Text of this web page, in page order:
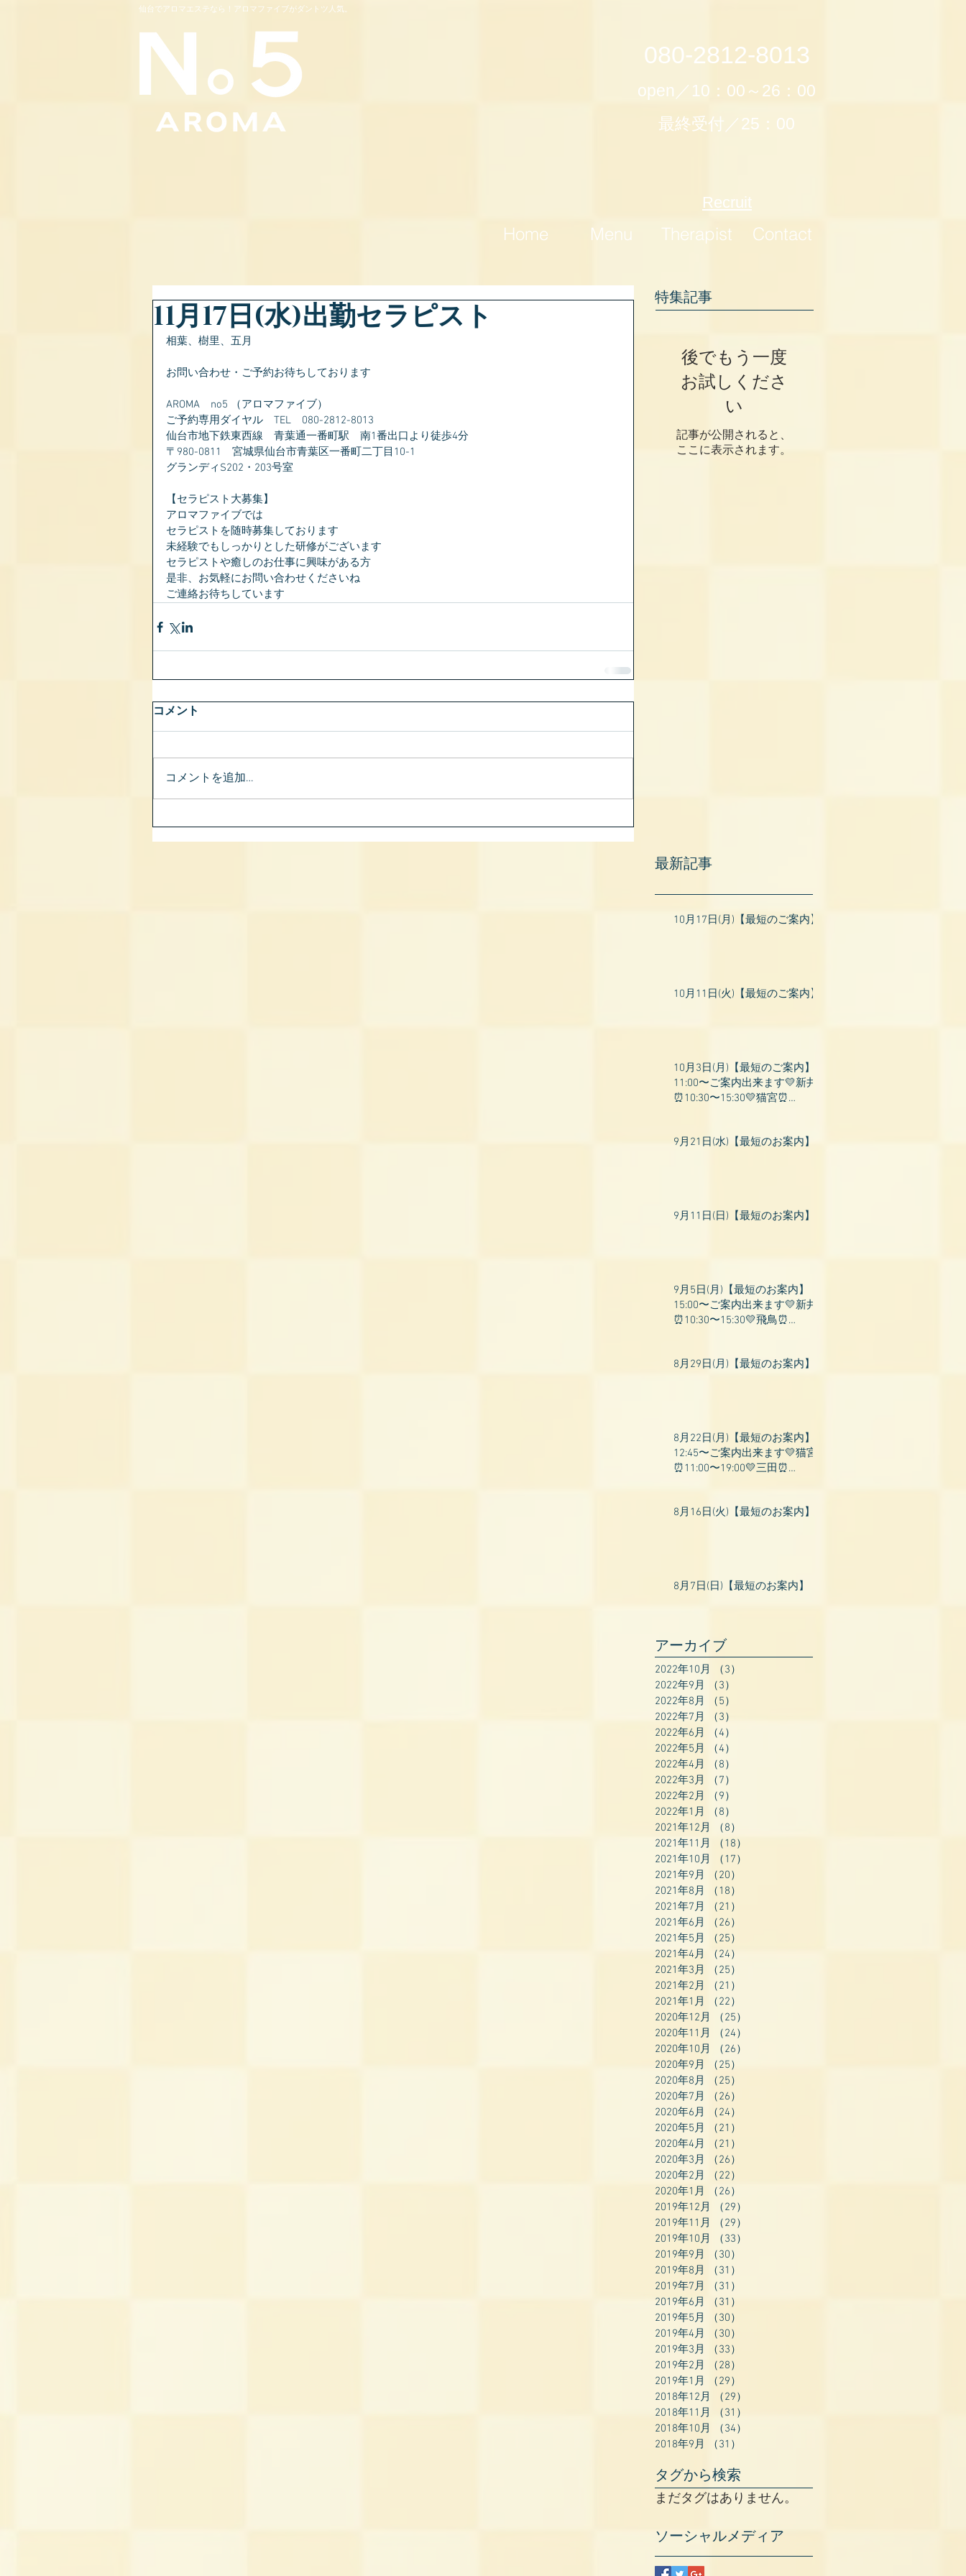
仙台でアロマエステなら！アロマファイブがダントツ人気。
080-2812-8013
open／10：00～26：00
最終受付／25：00
Recruit
Home Menu Therapist Contact
11月17日(水)出勤セラピスト
相葉、樹里、五月
お問い合わせ・ご予約お待ちしております
AROMA　no5 （アロマファイブ）
ご予約専用ダイヤル　TEL　080-2812-8013
仙台市地下鉄東西線　青葉通一番町駅　南1番出口より徒歩4分
〒980-0811　宮城県仙台市青葉区一番町二丁目10-1
グランディS202・203号室
【セラピスト大募集】
アロマファイブでは
セラピストを随時募集しております
未経験でもしっかりとした研修がございます
セラピストや癒しのお仕事に興味がある方
是非、お気軽にお問い合わせくださいね
ご連絡お待ちしています
コメント
コメントを追加…
特集記事
後でもう一度
お試しくださ
い
記事が公開されると、
ここに表示されます。
最新記事
10月17日(月)【最短のご案内】
10月11日(火)【最短のご案内】
10月3日(月)【最短のご案内】
11:00〜ご案内出来ます💛新井
⏰10:30〜15:30💛猫宮⏰
9月21日(水)【最短のお案内】
9月11日(日)【最短のお案内】
9月5日(月)【最短のお案内】
15:00〜ご案内出来ます💛新井
⏰10:30〜15:30💛飛鳥⏰
8月29日(月)【最短のお案内】
8月22日(月)【最短のお案内】
12:45〜ご案内出来ます💛猫宮
⏰11:00〜19:00💛三田⏰
8月16日(火)【最短のお案内】
8月7日(日)【最短のお案内】
アーカイブ
2022年10月 （3）
2022年9月
（3）
2022年8月
（5）
2022年7月
（3）
2022年6月
（4）
2022年5月
（4）
2022年4月
（8）
2022年3月
（7）
2022年2月
（9）
2022年1月
（8）
2021年12月
（8）
2021年11月
（18）
2021年10月
（17）
2021年9月
（20）
2021年8月
（18）
2021年7月
（21）
2021年6月
（26）
2021年5月
（25）
2021年4月
（24）
2021年3月
（25）
2021年2月
（21）
2021年1月
（22）
2020年12月
（25）
2020年11月
（24）
2020年10月
（26）
2020年9月
（25）
2020年8月
（25）
2020年7月
（26）
2020年6月
（24）
2020年5月
（21）
2020年4月
（21）
2020年3月
（26）
2020年2月
（22）
2020年1月
（26）
2019年12月
（29）
2019年11月
（29）
2019年10月
（33）
2019年9月
（30）
2019年8月
（31）
2019年7月
（31）
2019年6月
（31）
2019年5月
（30）
2019年4月
（30）
2019年3月
（33）
2019年2月
（28）
2019年1月
（29）
2018年12月
（29）
2018年11月
（31）
2018年10月
（34）
2018年9月
（31）
タグから検索
まだタグはありません。
ソーシャルメディア